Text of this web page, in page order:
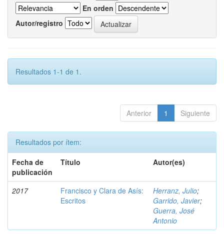
En orden
Autor/registro
Resultados 1-1 de 1.
Anterior 1 Siguiente
Resultados por ítem:
Fecha de
publicación
Título Autor(es)
2017
Francisco y Clara de Asís:
Escritos
Herranz, Julio;
Garrido, Javier;
Guerra, José
Antonio